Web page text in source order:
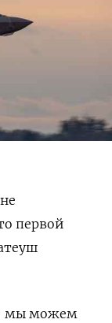
первой
мы можем